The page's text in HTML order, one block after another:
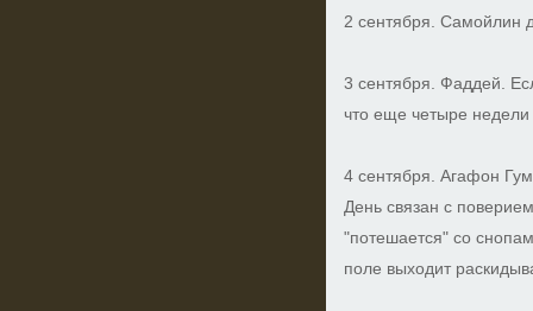
2 сентября. Самойлин
3 сентября. Фаддей.
что еще четыре
4 сентября. Агафон
День связан с
"потешается" со
поле выходит